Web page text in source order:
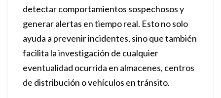
detectar comportamientos sospechosos y
generar alertas en tiempo real. Esto no solo
ayuda a prevenir incidentes, sino que también
facilita la investigación de cualquier
eventualidad ocurrida en almacenes, centros
de distribución o vehículos en tránsito.